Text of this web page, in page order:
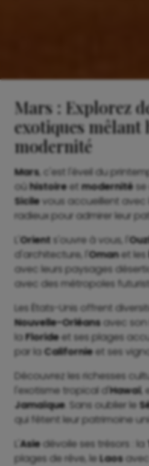
Mars : Explorez
exotiques mêlant
modernité
Mars, c'est l'éveil du
oùhistoireetmodernité
Sicile vous accueillent avec
radieux pour admirer leur
L' Orient s'ouvre à vous, l'
d'architecture, l' Omanet les
avec leurs paysages
avec des métropoles
Les États-Unis offrent
Nouvelle-Orléans avec
laFlorideet ses plages
par laCalifornieet ses
Découvrez les richesses
l'exotisme tropical d'Hawaï,
Jamaïque. Sans oublier le
qui fêtent leur patrimoine
L' Asiedévoile ses trésors : la
plages de rêve, leLaos